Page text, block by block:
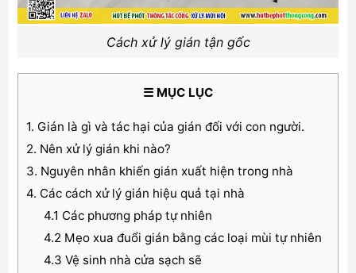
Cách xử lý gián tận gốc
☰ MỤC LỤC
1. Gián là gì và tác hại của gián đối với con người.
2. Nên xử lý gián khi nào?
3. Nguyên nhân khiến gián xuất hiện trong nhà
4. Các cách xử lý gián hiệu quả tại nhà
4.1 Các phương pháp tự nhiên
4.2 Mẹo xua đuổi gián bằng các loại mùi tự nhiên
4.3 Vệ sinh nhà cửa sạch sẽ